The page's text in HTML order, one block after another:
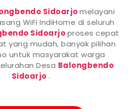
Sidoarjomelayani
WiFi IndiHome di seluruh
Sidoarjoproses cepat
yang mudah, banyak pilihan
untuk masyarakat warga
Desa Balongbendo
Sidoarjo .